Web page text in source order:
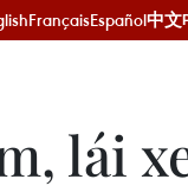
FrançaisEspañol中文
lái